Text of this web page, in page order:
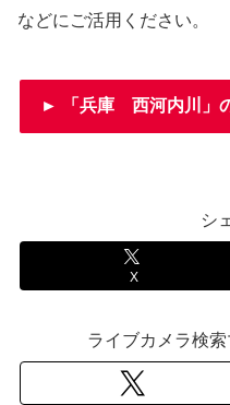
などにご活用ください。
► 「兵庫 西河内川」
シ
X
ライブカメラ検